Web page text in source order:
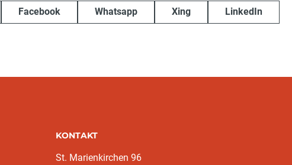
Facebook Whatsapp Xing LinkedIn
KONTAKT
St. Marienkirchen 96